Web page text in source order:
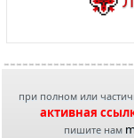
при полном или
активная
пишите нам